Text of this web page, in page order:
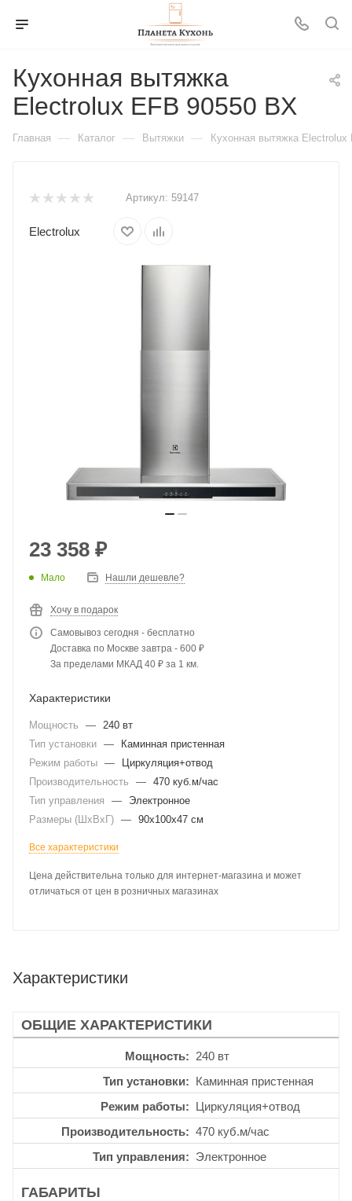
Кухонная вытяжка
Electrolux EFB 90550 BX
Главная — Каталог — Вытяжки — Кухонная вытяжка Electrolux
Артикул: 59147
Electrolux
23 358 ₽
Мало Нашли дешевле?
Хочу в подарок
Самовывоз сегодня - бесплатно
Доставка по Москве завтра - 600 ₽
За пределами МКАД 40 ₽ за 1 км.
Характеристики
Мощность — 240 вт
Тип установки —
Каминная пристенная
Режим работы —
Циркуляция+отвод
Производительность
— 470 куб.м/час
Тип управления
—
Электронное
Размеры (ШхВхГ) — 90x100x47 см
Все характеристики
Цена действительна только для интернет-магазина и может
отличаться от цен в розничных магазинах
Характеристики
ОБЩИЕ ХАРАКТЕРИСТИКИ
Мощность
240 вт
Тип установки
Каминная пристенная
Режим работы
Циркуляция+отвод
Производительность
470 куб.м/час
Тип управления
Электронное
ГАБАРИТЫ